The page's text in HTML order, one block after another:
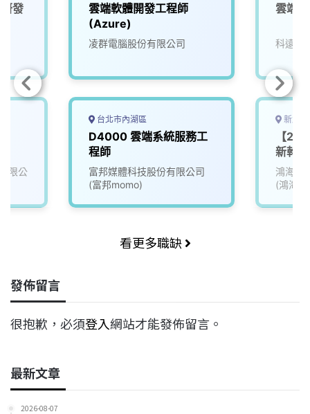
發
限公
雲端軟體開發工程師
(Azure)
凌群電腦股份有限公司
台北市內湖區
D4000 雲端系統服務工
程師
富邦媒體科技股份有限公司
(富邦momo)
雲端
科遠電
新北
【
新幹
屆畢
鴻海精
(鴻海)
看更多職缺
發佈留言
很抱歉，必須登入網站才能發佈留言。
最新文章
2026-08-07